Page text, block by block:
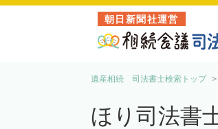
朝日新聞社運営
遺産相続 司法書士検索トップ
ほり司法書